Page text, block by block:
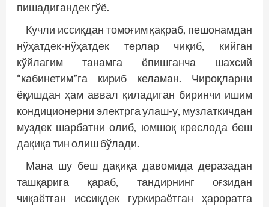
пишадигандек гўё.
Кучли иссиқдан томоғим қақраб, пешонамдан
нўҳатдек-нўҳатдек терлар чиқиб, кийган
кўйлагим танамга ёпишганча шахсий
“кабинетим”га кириб келаман. Чироқларни
ёқишдан ҳам аввал қиладиган биринчи ишим
кондиционерни электрга улаш-у, музлаткичдан
муздек шарбатни олиб, юмшоқ креслода беш
дақиқа тин олиш бўлади.
Мана шу беш дақиқа давомида деразадан
ташқарига қараб, тандирнинг оғзидан
чиқаётган иссиқдек гуркираётган ҳароратга